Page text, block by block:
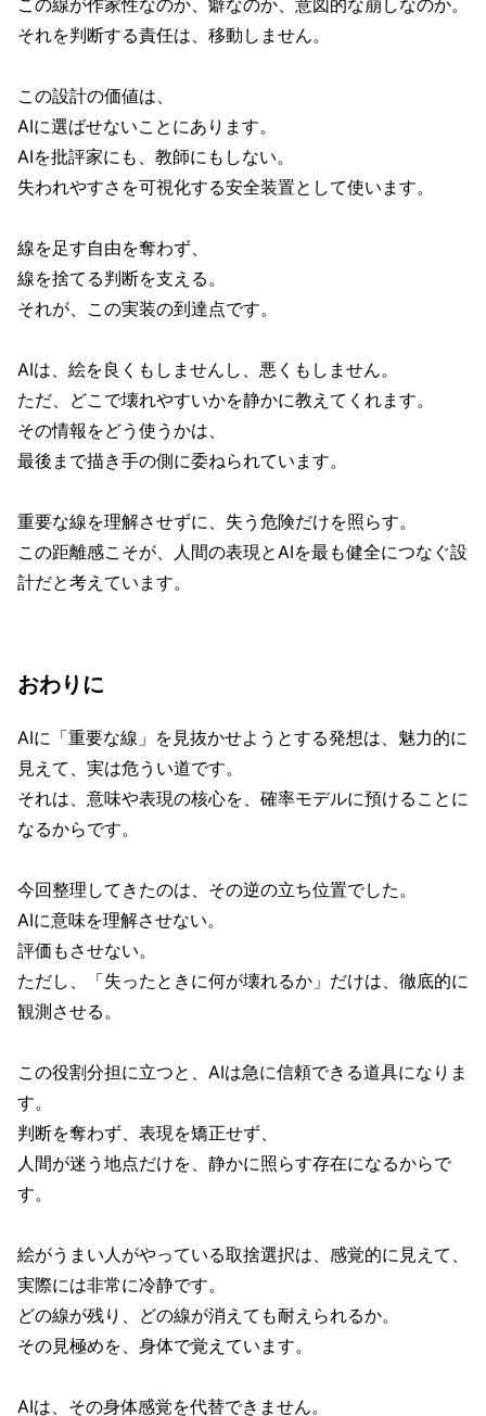
それを判断する責任は、移動しません。
この設計の価値は、
AIに選ばせないことにあります。
AIを批評家にも、教師にもしない。
失われやすさを可視化する安全装置として使います。
線を足す自由を奪わず、
線を捨てる判断を支える。
それが、この実装の到達点です。
AIは、絵を良くもしませんし、悪くもしません。
ただ、どこで壊れやすいかを静かに教えてくれます。
その情報をどう使うかは、
最後まで描き手の側に委ねられています。
重要な線を理解させずに、失う危険だけを照らす。
この距離感こそが、人間の表現とAIを最も健全につなぐ設
計だと考えています。
おわりに
AIに「重要な線」を見抜かせようとする発想は、魅力的に
見えて、実は危うい道です。
それは、意味や表現の核心を、確率モデルに預けることに
なるからです。
今回整理してきたのは、その逆の立ち位置でした。
AIに意味を理解させない。
評価もさせない。
ただし、「失ったときに何が壊れるか」だけは、徹底的に
観測させる。
この役割分担に立つと、AIは急に信頼できる道具になりま
す。
判断を奪わず、表現を矯正せず、
人間が迷う地点だけを、静かに照らす存在になるからで
す。
絵がうまい人がやっている取捨選択は、感覚的に見えて、
実際には非常に冷静です。
どの線が残り、どの線が消えても耐えられるか。
その見極めを、身体で覚えています。
AIは、その身体感覚を代替できません。